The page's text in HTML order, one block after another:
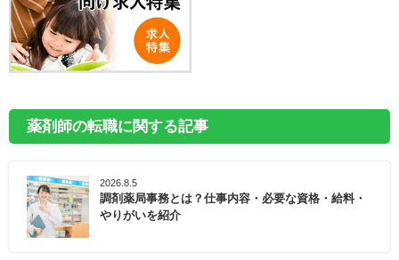
薬剤師の転職に関する記事
2026.8.5
調剤薬局事務とは？仕事内容・必要な資格・給料・
やりがいを紹介